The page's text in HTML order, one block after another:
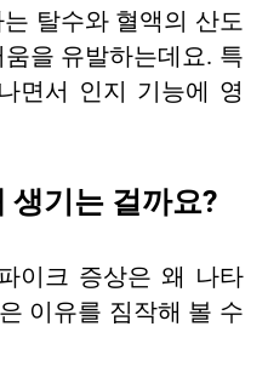
탈수와 혈액의 산도
을 유발하는데요. 특
면서 인지 기능에 영
생기는 걸까요?
이크 증상은 왜 나타
이유를 짐작해 볼 수